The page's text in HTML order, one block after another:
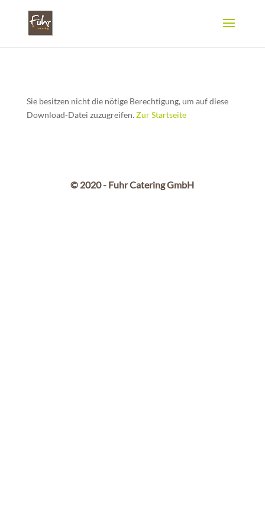
Sie besitzen nicht die nötige Berechtigung, um auf diese
Download-Datei zuzugreifen. Zur Startseite
© 2020 - Fuhr Catering GmbH